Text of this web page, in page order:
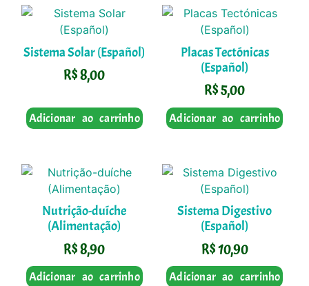
Sistema Solar (Español)
R$8,00
Adicionar ao carrinho
Placas Tectónicas
(Español)
R$5,00
Adicionar ao carrinho
Nutrição-duíche
(Alimentação)
R$8,90
Adicionar ao carrinho
Sistema Digestivo
(Español)
R$10,90
Adicionar ao carrinho